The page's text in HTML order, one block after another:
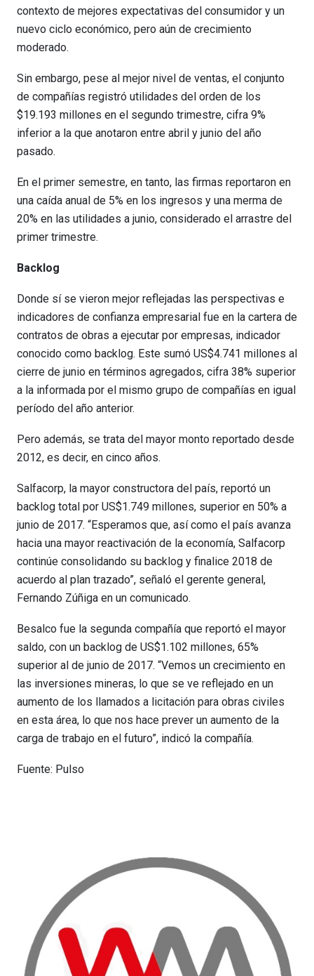
contexto de mejores expectativas del consumidor y un
nuevo ciclo económico, pero aún de crecimiento
moderado.
Sin embargo, pese al mejor nivel de ventas, el conjunto
de compañías registró utilidades del orden de los
$19.193 millones en el segundo trimestre, cifra 9%
inferior a la que anotaron entre abril y junio del año
pasado.
En el primer semestre, en tanto, las firmas reportaron en
una caída anual de 5% en los ingresos y una merma de
20% en las utilidades a junio, considerado el arrastre del
primer trimestre.
Backlog
Donde sí se vieron mejor reflejadas las perspectivas e
indicadores de confianza empresarial fue en la cartera de
contratos de obras a ejecutar por empresas, indicador
conocido como backlog. Este sumó US$4.741 millones al
cierre de junio en términos agregados, cifra 38% superior
a la informada por el mismo grupo de compañías en igual
período del año anterior.
Pero además, se trata del mayor monto reportado desde
2012, es decir, en cinco años.
Salfacorp, la mayor constructora del país, reportó un
backlog total por US$1.749 millones, superior en 50% a
junio de 2017. “Esperamos que, así como el país avanza
hacia una mayor reactivación de la economía, Salfacorp
continúe consolidando su backlog y finalice 2018 de
acuerdo al plan trazado”, señaló el gerente general,
Fernando Zúñiga en un comunicado.
Besalco fue la segunda compañía que reportó el mayor
saldo, con un backlog de US$1.102 millones, 65%
superior al de junio de 2017. “Vemos un crecimiento en
las inversiones mineras, lo que se ve reflejado en un
aumento de los llamados a licitación para obras civiles
en esta área, lo que nos hace prever un aumento de la
carga de trabajo en el futuro”, indicó la compañía.
Fuente: Pulso